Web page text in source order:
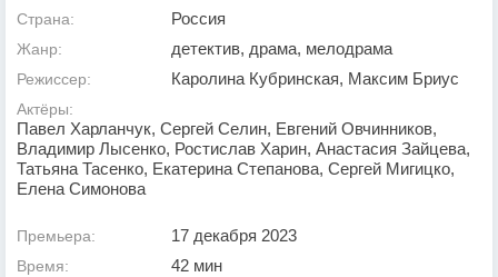
Страна: Россия
Жанр: детектив, драма, мелодрама
Режиссер: Каролина Кубринская, Максим Бриус
Актёры:
Павел Харланчук, Сергей Селин, Евгений Овчинников,
Владимир Лысенко, Ростислав Харин, Анастасия Зайцева,
Татьяна Тасенко, Екатерина Степанова, Сергей Мигицко,
Елена Симонова
Премьера: 17 декабря 2023
Время: 42 мин